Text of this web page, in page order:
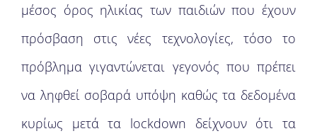
μέσος όρος ηλικίας των παιδιών που έχουν
πρόσβαση στις νέες τεχνολογίες, τόσο το
πρόβλημα γιγαντώνεται γεγονός που πρέπει
να ληφθεί σοβαρά υπόψη καθώς τα δεδομένα
κυρίως μετά τα lockdown δείχνουν ότι τα